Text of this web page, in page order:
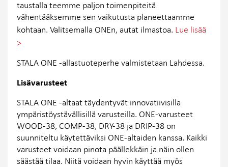
taustalla teemme paljon toimenpiteitä
vähentääksemme sen vaikutusta planeettaamme
kohtaan. Valitsemalla ONEn, autat ilmastoa. Lue lisää
>
STALA ONE -allastuoteperhe valmistetaan Lahdessa.
Lisävarusteet
STALA ONE -altaat täydentyvät innovatiivisilla
ympäristöystävällisillä varusteilla. ONE-varusteet
WOOD-38​, COMP-38​, DRY-38​ ja DRIP-38​ on
suunniteltu käytettäviksi ONE-altaiden kanssa. Kaikki
varusteet voidaan pinota päällekkäin ja näin ollen
säästää tilaa. Niitä voidaan hyvin käyttää myös